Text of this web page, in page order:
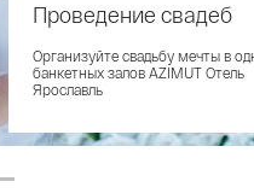
Проведение свадеб
Организуйте свадьбу мечты в
банкетных залов AZIMUT Отель
Ярославль